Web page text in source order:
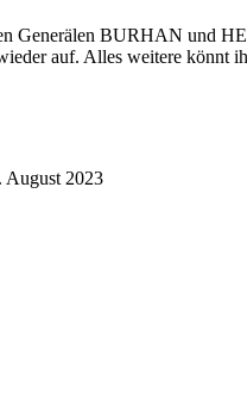
Generälen BURHAN und
auf. Alles weitere könnt
August 2023